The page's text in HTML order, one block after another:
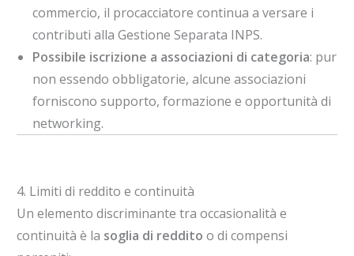
commercio, il procacciatore continua a versare i
contributi alla Gestione Separata INPS.
Possibile iscrizione a associazioni di categoria: pur
non essendo obbligatorie, alcune associazioni
forniscono supporto, formazione e opportunità di
networking.
4. Limiti di reddito e continuità
Un elemento discriminante tra occasionalità e
continuità è la soglia di reddito o di compensi